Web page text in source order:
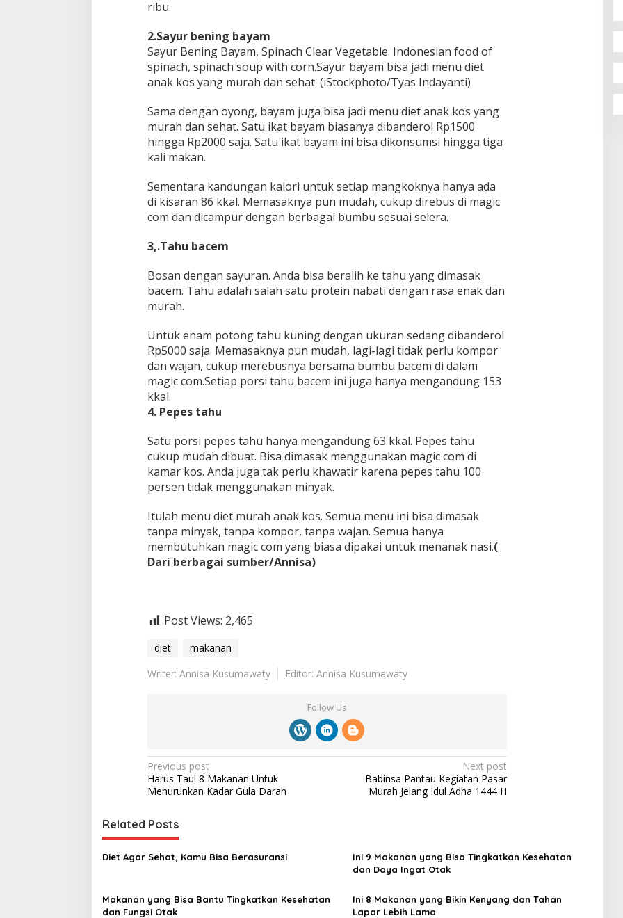
ribu.
2.Sayur bening bayam
Sayur Bening Bayam, Spinach Clear Vegetable. Indonesian food of
spinach, spinach soup with corn.Sayur bayam bisa jadi menu diet
anak kos yang murah dan sehat. (iStockphoto/Tyas Indayanti)
Sama dengan oyong, bayam juga bisa jadi menu diet anak kos yang
murah dan sehat. Satu ikat bayam biasanya dibanderol Rp1500
hingga Rp2000 saja. Satu ikat bayam ini bisa dikonsumsi hingga tiga
kali makan.
Sementara kandungan kalori untuk setiap mangkoknya hanya ada
di kisaran 86 kkal. Memasaknya pun mudah, cukup direbus di magic
com dan dicampur dengan berbagai bumbu sesuai selera.
3,.Tahu bacem
Bosan dengan sayuran. Anda bisa beralih ke tahu yang dimasak
bacem. Tahu adalah salah satu protein nabati dengan rasa enak dan
murah.
Untuk enam potong tahu kuning dengan ukuran sedang dibanderol
Rp5000 saja. Memasaknya pun mudah, lagi-lagi tidak perlu kompor
dan wajan, cukup merebusnya bersama bumbu bacem di dalam
magic com.Setiap porsi tahu bacem ini juga hanya mengandung 153
kkal.
4. Pepes tahu
Satu porsi pepes tahu hanya mengandung 63 kkal. Pepes tahu
cukup mudah dibuat. Bisa dimasak menggunakan magic com di
kamar kos. Anda juga tak perlu khawatir karena pepes tahu 100
persen tidak menggunakan minyak.
Itulah menu diet murah anak kos. Semua menu ini bisa dimasak
tanpa minyak, tanpa kompor, tanpa wajan. Semua hanya
membutuhkan magic com yang biasa dipakai untuk menanak nasi.(
Dari berbagai sumber/Annisa)
Post Views: 2,465
diet
makanan
Writer: Annisa Kusumawaty
Editor: Annisa Kusumawaty
Follow Us
P
o
t
n
a
i
Previous post
Harus Tau! 8 Makanan Untuk
Menurunkan Kadar Gula Darah
Next post
Babinsa Pantau Kegiatan Pasar
Murah Jelang Idul Adha 1444 H
Related Posts
Diet Agar Sehat, Kamu Bisa Berasuransi
Ini 9 Makanan yang Bisa Tingkatkan Kesehatan
dan Daya Ingat Otak
Makanan yang Bisa Bantu Tingkatkan Kesehatan
dan Fungsi Otak
Ini 8 Makanan yang Bikin Kenyang dan Tahan
Lapar Lebih Lama ‎